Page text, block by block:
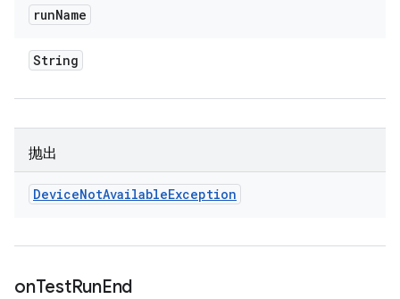
runName
String
抛出
DeviceNotAvailableException
onTestRunEnd